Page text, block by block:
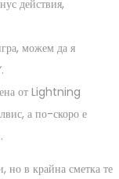
действия,
можем да я
от Lightning
а по-скоро е
но в крайна сметка те